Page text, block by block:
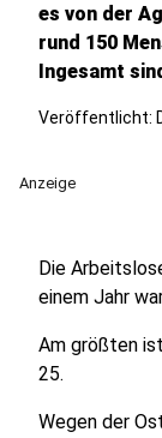
es von der
rund 150
Ingesamt
Veröffentlicht:
Anzeige
Die
einem Jahr
Am größten
25.
Wegen der